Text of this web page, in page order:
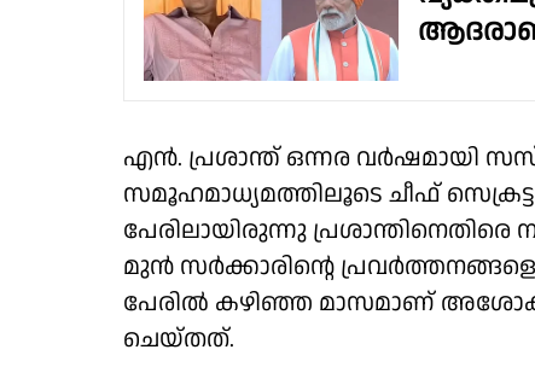
എൻ. പ്രശാന്ത് ഒന്നര വർഷമായി
സമൂഹമാധ്യമത്തിലൂടെ ചീഫ്
പേരിലായിരുന്നു
മുൻ സർക്കാരിൻ്റെ
പേരിൽ കഴിഞ്ഞ മാസമാണ്
ചെയ്തത്.